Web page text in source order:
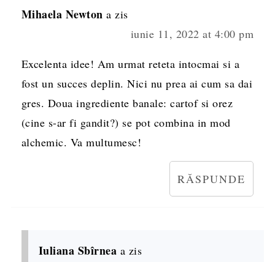
Mihaela Newton a zis
iunie 11, 2022 at 4:00 pm
Excelenta idee! Am urmat reteta intocmai si a
fost un succes deplin. Nici nu prea ai cum sa dai
gres. Doua ingrediente banale: cartof si orez
(cine s-ar fi gandit?) se pot combina in mod
alchemic. Va multumesc!
RĂSPUNDE
Iuliana Sbîrnea a zis